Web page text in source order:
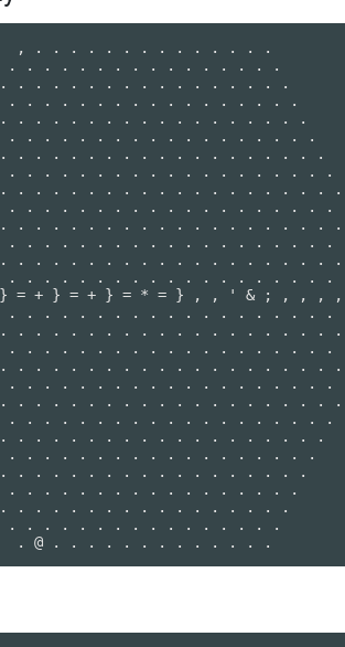
, . . . . . . . . . . . . . .
. . . . . . . . . . . . . . . .
. . . . . . . . . . . . . . . .
. . . . . . . . . . . . . . . . .
. . . . . . . . . . . . . . . . .
. . . . . . . . . . . . . . . . . .
. . . . . . . . . . . . . . . . . .
. . . . . . . . . . . . . . . . . . .
. . . . . . . . . . . . . . . . . . .
. . . . . . . . . . . . . . . . . . .
. . . . . . . . . . . . . . . . . . .
. . . . . . . . . . . . . . . . . . .
. . . . . . . . . . . . . . . . . . .
. . . . . . . . . . . . . . . . . . .
+ } = + } = * = } , , ' & ; , , , ,
. . . . . . . . . . . . . . . . . . .
. . . . . . . . . . . . . . . . . . .
. . . . . . . . . . . . . . . . . . .
. . . . . . . . . . . . . . . . . . .
. . . . . . . . . . . . . . . . . . .
. . . . . . . . . . . . . . . . . . .
. . . . . . . . . . . . . . . . . . .
. . . . . . . . . . . . . . . . . .
. . . . . . . . . . . . . . . . . .
. . . . . . . . . . . . . . . . .
. . . . . . . . . . . . . . . . .
. . . . . . . . . . . . . . . .
. . . . . . . . . . . . . . . .